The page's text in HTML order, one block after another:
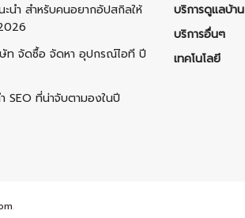
ะนำ สำหรับคนอยากอัปสกิลให้
ท จัดซื้อ จัดหา อุปกรณ์ไอที ปี
SEO ที่น่าจับตามองในปี
บริการดูแลบ้าน
บริการอื่นๆ
เทคโนโลยี
.